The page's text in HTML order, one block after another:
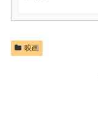
映画